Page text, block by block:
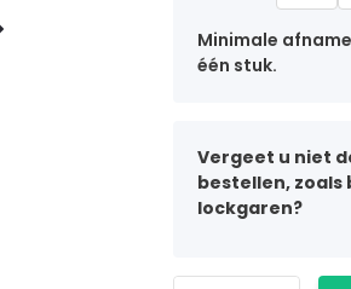
Minimale
één stuk.
Vergeet u niet
bestellen, zoals
lockgaren?